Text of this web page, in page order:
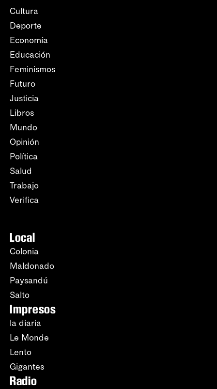
Cultura
Deporte
Economía
Educación
Feminismos
Futuro
Justicia
Libros
Mundo
Opinión
Política
Salud
Trabajo
Verifica
Local
Colonia
Maldonado
Paysandú
Salto
Impresos
la diaria
Le Monde
Lento
Gigantes
Radio